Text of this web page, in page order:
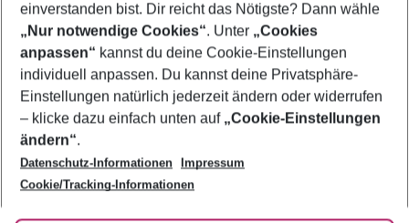
Footer
Footer navigation
Über uns
AGB
Bestpreisgarantie
Cookie-Einstellungen ändern
Cookie-Richtlinie
Agenturbetreuung
Barrierefreies Reisen
Folge uns
einverstanden bist. Dir reicht das Nötigste? Dann wähle
„Nur notwendige Cookies“. Unter „Cookies
anpassen“ kannst du deine Cookie-Einstellungen
individuell anpassen. Du kannst deine Privatsphäre-
Einstellungen natürlich jederzeit ändern oder widerrufen
– klicke dazu einfach unten auf „Cookie-Einstellungen
ändern“.
Datenschutz-Informationen
Impressum
Cookie/Tracking-Informationen